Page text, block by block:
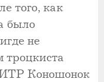
того, как
было
не
троцкиста
Коношонок